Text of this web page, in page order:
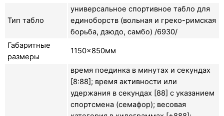
Тип табло
универсальное спортивное табло для
единоборств (вольная и греко-римская
борьба, дзюдо, самбо) /6930/
Габаритные
размеры
1150×850мм
время поединка в минутах и секундах
[8:88]; время активности или
удержания в секундах [88] с указанием
спортсмена (семафор); весовая